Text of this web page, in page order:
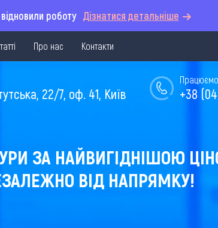
роботу Дізнатися детальніше
Про нас Контакти
Працюємо
+38
22/7, оф. 41, Київ
ЗА НАЙВИГІДНІШОЮ
ВІД НАПРЯМКУ!